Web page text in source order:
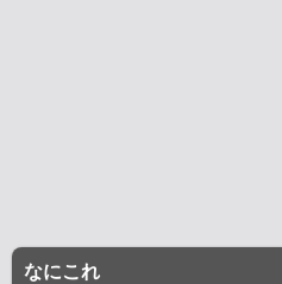
なにこれ